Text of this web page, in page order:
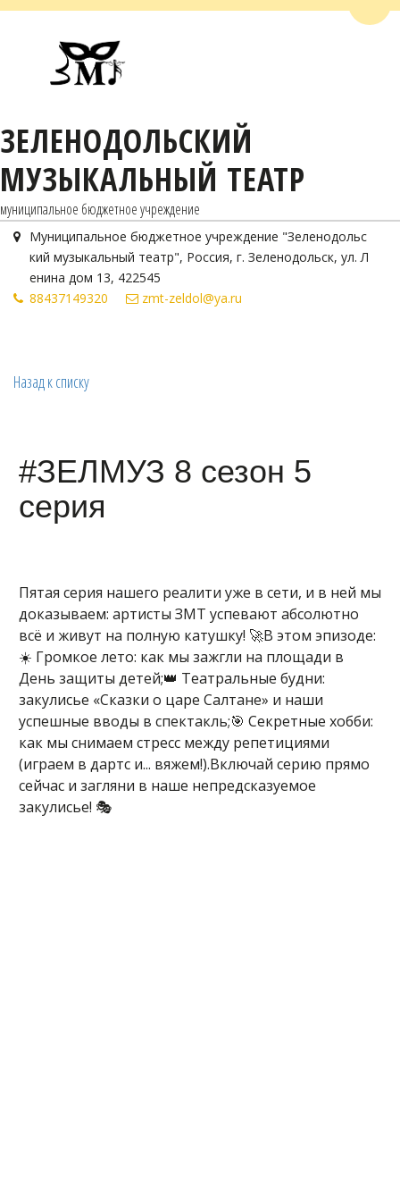
ЗЕЛЕНОДОЛЬСКИЙ
МУЗЫКАЛЬНЫЙ ТЕАТР
муниципальное бюджетное учреждение
Муниципальное бюджетное учреждение "Зеленодольс
кий музыкальный театр", Россия, г. Зеленодольск, ул. Л
енина дом 13, 422545
884371 49320 zmt-zeldol@ya.ru
Назад к списку
#ЗЕЛМУЗ 8 сезон 5
серия
Пятая серия нашего реалити уже в сети, и в ней мы
доказываем: артисты ЗМТ успевают абсолютно
всё и живут на полную катушку! 🚀В этом эпизоде:
☀️ Громкое лето: как мы зажгли на площади в
День защиты детей;👑 Театральные будни:
закулисье «Сказки о царе Салтане» и наши
успешные вводы в спектакль;🎯 Секретные хобби:
как мы снимаем стресс между репетициями
(играем в дартс и... вяжем!).Включай серию прямо
сейчас и загляни в наше непредсказуемое
закулисье! 🎭